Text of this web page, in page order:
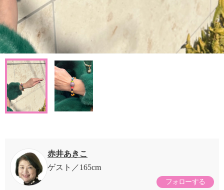
赤井あきこ
ゲスト
165cm
フォローする